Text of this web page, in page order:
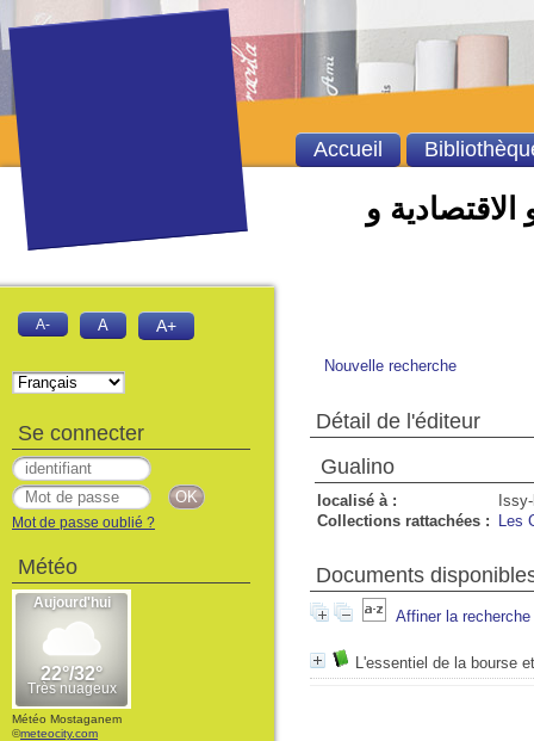
الاقتصادية و
Nouvelle recherche
Détail de l'éditeur
Gualino
localisé à :
Collections rattachées :
Les
Documents
Affiner la recherche
L'essentiel de la bourse
Accueil
A- A A+
Se connecter
Mot de passe oublié ?
Météo
Météo Mostaganem
©meteocity.com